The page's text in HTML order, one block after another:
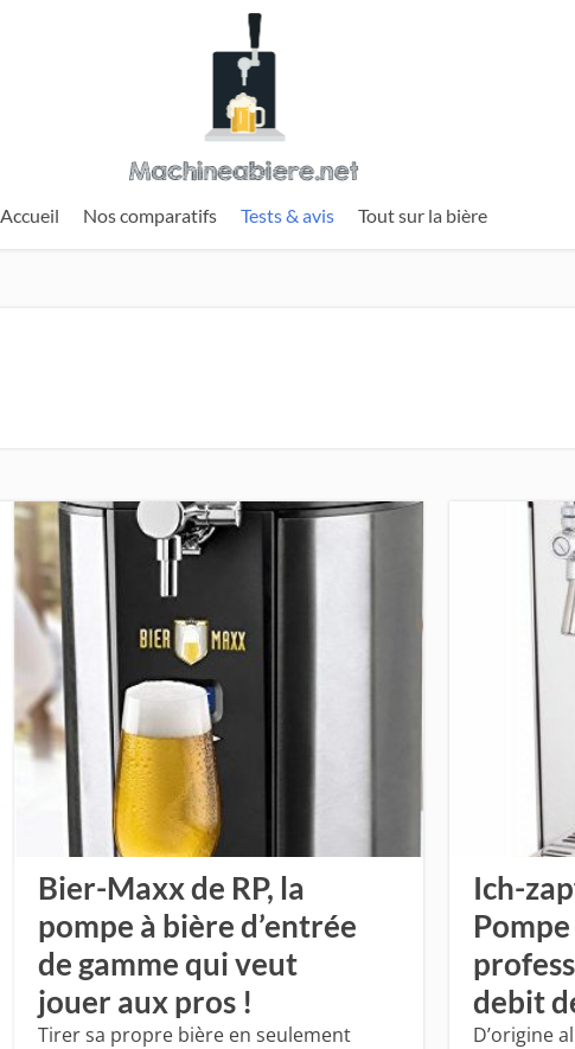
Accueil Nos comparatifs Tests & avis Tout sur la bière
Bier-Maxx de RP, la
pompe à bière d’entrée
de gamme qui veut
jouer aux pros !
Tirer sa propre bière en seulement
Ich-
debit
D’origine